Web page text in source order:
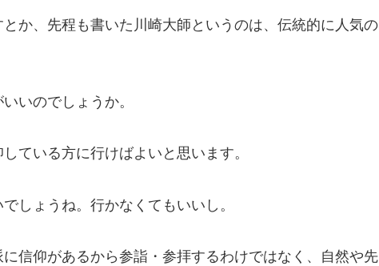
か、先程も書いた川崎大師というのは、伝統的に人気の
いのでしょうか。
ている方に行けばよいと思います。
しょうね。行かなくてもいいし。
信仰があるから参詣・参拝するわけではなく、自然や先